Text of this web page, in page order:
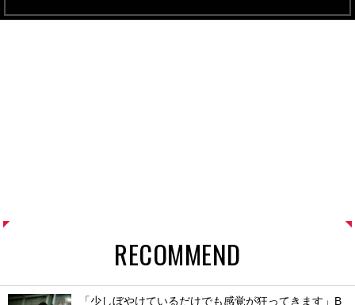
RECOMMEND
「少しぼやけているだけでも感覚が狂ってきます」B